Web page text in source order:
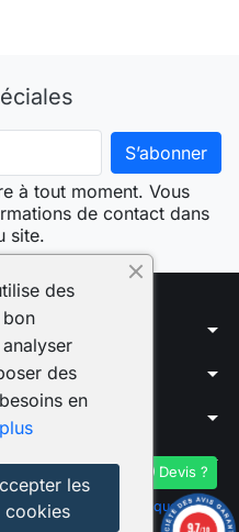
à tout moment. Vous
de contact dans
site.
arrow_drop_down
arrow_drop_down
arrow_drop_down
arrow_drop_down
des Avis Garantis,
cliquez ici
Devis ?
des
des
en
les
cookies
9.7/10